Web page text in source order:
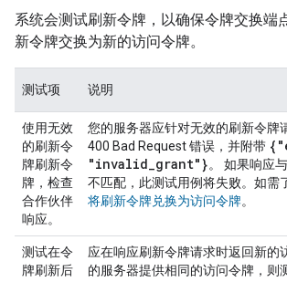
系统会测试刷新令牌，以确保令牌交换端
新令牌交换为新的访问令牌。
测试项 说明
使用无效
的刷新令
牌刷新令
牌，检查
合作伙伴
响应。
您的服务器应针对无效的刷新令牌
400 Bad Request 错误，并附带
"invalid_grant"}。 如果响应
不匹配，此测试用例将失败。如需
将刷新令牌兑换为访问令牌。
测试在令
牌刷新后
应在响应刷新令牌请求时返回新的
的服务器提供相同的访问令牌，则